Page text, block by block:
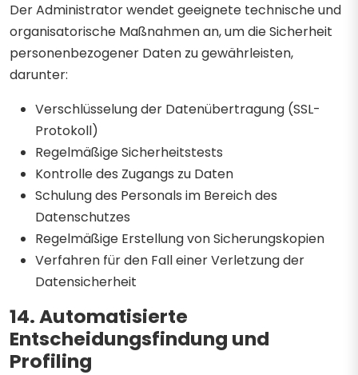
Der Administrator wendet geeignete technische und
organisatorische Maßnahmen an, um die Sicherheit
personenbezogener Daten zu gewährleisten,
darunter:
Verschlüsselung der Datenübertragung (SSL-
Protokoll)
Regelmäßige Sicherheitstests
Kontrolle des Zugangs zu Daten
Schulung des Personals im Bereich des
Datenschutzes
Regelmäßige Erstellung von Sicherungskopien
Verfahren für den Fall einer Verletzung der
Datensicherheit
14. Automatisierte
Entscheidungsfindung und
Profiling